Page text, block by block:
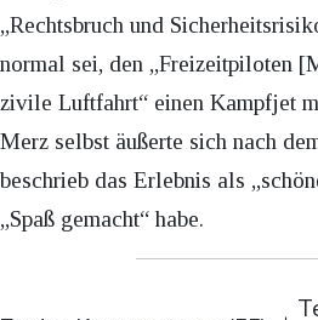
„Rechtsbruch und
normal sei, den „Freizeitpiloten
zivile Luftfahrt“ einen Kampfjet
Merz selbst äußerte sich nach
beschrieb das Erlebnis als
„Spaß gemacht“ habe.